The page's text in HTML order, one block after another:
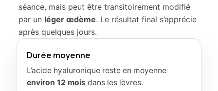
séance, mais peut être transitoirement modifié
par un léger œdème. Le résultat final s’apprécie
après quelques jours.
Durée moyenne
L’acide hyaluronique reste en moyenne
environ 12 mois dans les lèvres.